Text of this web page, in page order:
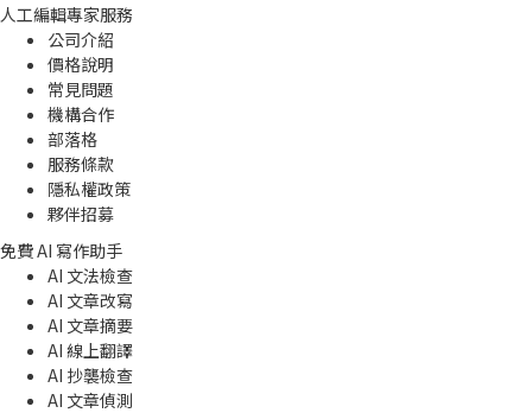
人工編輯專家服務
公司介紹
價格說明
常見問題
機構合作
部落格
服務條款
隱私權政策
夥伴招募
免費 AI 寫作助手
AI 文法檢查
AI 文章改寫
AI 文章摘要
AI 線上翻譯
AI 抄襲檢查
AI 文章偵測